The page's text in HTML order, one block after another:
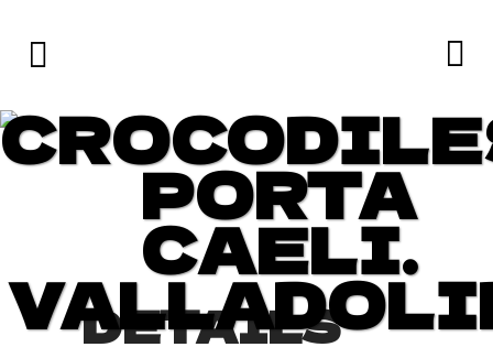
PORTA
CAELI.
DETAILS